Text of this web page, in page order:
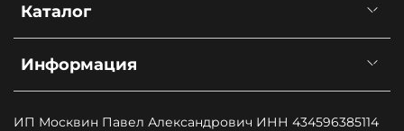
Каталог
Информация
ИП Москвин Павел Александрович ИНН 434596385114